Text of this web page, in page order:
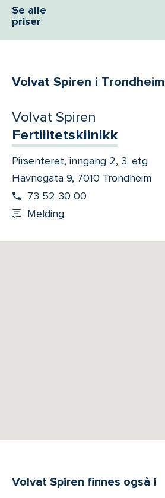
Se alle
priser
Volvat Spiren i Trondheim
Volvat Spiren
Fertilitetsklinikk
Pirsenteret, inngang 2, 3. etg
Havnegata 9, 7010 Trondheim
73 52 30 00
Melding
Volvat Spiren finnes også i